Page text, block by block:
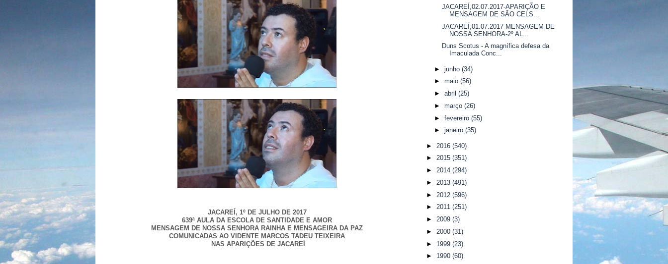
JACAREÍ, 1º DE JULHO DE 2017
639ª AULA DA ESCOLA DE SANTIDADE E AMOR
MENSAGEM DE NOSSA SENHORA RAINHA E MENSAGEIRA DA PAZ
COMUNICADAS AO VIDENTE MARCOS TADEU TEIXEIRA
NAS APARIÇÕES DE JACAREÍ
JACAREÍ,02.07.2017-APARIÇÃO E
MENSAGEM DE SÃO CELS...
JACAREÍ,01.07.2017-MENSAGEM DE
NOSSA SENHORA-2º AL...
Duns Scotus - A magnífica defesa da
Imaculada Conc...
► junho (34)
► maio (56)
► abril (25)
► março (26)
► fevereiro (55)
► janeiro (35)
► 2016 (540)
► 2015 (351)
► 2014 (294)
► 2013 (491)
► 2012 (596)
► 2011 (251)
► 2009 (3)
► 2000 (31)
► 1999 (23)
► 1990 (60)